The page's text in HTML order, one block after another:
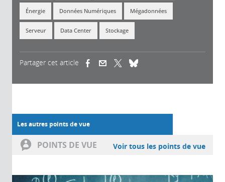
Énergie Données Numériques Mégadonnées
Serveur Data Center Stockage
Partager cet article (link is external)(link is external)
Les autres points de vue
POINTS DE VUE Voir tous les points de vue